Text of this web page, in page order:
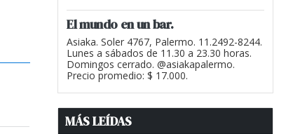
El mundo en un bar.
Asiaka. Soler 4767, Palermo. 11.2492-8244.
Lunes a sábados de 11.30 a 23.30 horas.
Domingos cerrado. @asiakapalermo.
Precio promedio: $ 17.000.
MÁS LEÍDAS